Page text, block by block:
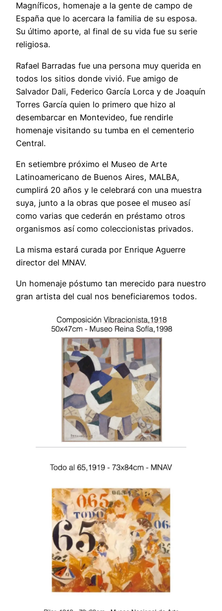
Magníficos, homenaje a la gente de campo de
España que lo acercara la familia de su esposa.
Su último aporte, al final de su vida fue su serie
religiosa.
Rafael Barradas fue una persona muy querida en
todos los sitios donde vivió. Fue amigo de
Salvador Dali, Federico García Lorca y de Joaquín
Torres García quien lo primero que hizo al
desembarcar en Montevideo, fue rendirle
homenaje visitando su tumba en el cementerio
Central.
En setiembre próximo el Museo de Arte
Latinoamericano de Buenos Aires, MALBA,
cumplirá 20 años y le celebrará con una muestra
suya, junto a la obras que posee el museo así
como varias que cederán en préstamo otros
organismos así como coleccionistas privados.
La misma estará curada por Enrique Aguerre
director del MNAV.
Un homenaje póstumo tan merecido para nuestro
gran artista del cual nos beneficiaremos todos.